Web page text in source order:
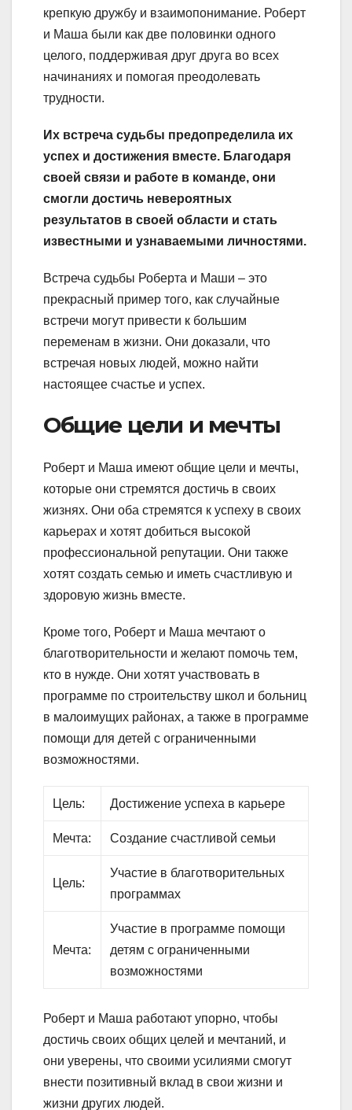
крепкую дружбу и взаимопонимание. Роберт
и Маша были как две половинки одного
целого, поддерживая друг друга во всех
начинаниях и помогая преодолевать
трудности.
Их встреча судьбы предопределила их
успех и достижения вместе. Благодаря
своей связи и работе в команде, они
смогли достичь невероятных
результатов в своей области и стать
известными и узнаваемыми личностями.
Встреча судьбы Роберта и Маши – это
прекрасный пример того, как случайные
встречи могут привести к большим
переменам в жизни. Они доказали, что
встречая новых людей, можно найти
настоящее счастье и успех.
Общие цели и мечты
Роберт и Маша имеют общие цели и мечты,
которые они стремятся достичь в своих
жизнях. Они оба стремятся к успеху в своих
карьерах и хотят добиться высокой
профессиональной репутации. Они также
хотят создать семью и иметь счастливую и
здоровую жизнь вместе.
Кроме того, Роберт и Маша мечтают о
благотворительности и желают помочь тем,
кто в нужде. Они хотят участвовать в
программе по строительству школ и больниц
в малоимущих районах, а также в программе
помощи для детей с ограниченными
возможностями.
Цель: Достижение успеха в карьере
Мечта: Создание счастливой семьи
Цель:
Участие в благотворительных
программах
Мечта:
Участие в программе помощи
детям с ограниченными
возможностями
Роберт и Маша работают упорно, чтобы
достичь своих общих целей и мечтаний, и
они уверены, что своими усилиями смогут
внести позитивный вклад в свои жизни и
жизни других людей.